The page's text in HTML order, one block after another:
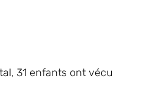
31 enfants ont vécu